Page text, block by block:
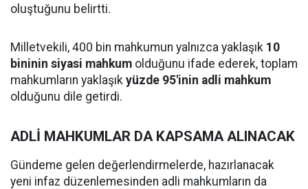
oluştuğunu belirtti.
Milletvekili, 400 bin mahkumun yalnızca yaklaşık 10
bininin siyasi mahkum olduğunu ifade ederek, toplam
mahkumların yaklaşık yüzde 95'inin adli mahkum
olduğunu dile getirdi.
ADLİ MAHKUMLAR DA KAPSAMA ALINACAK
Gündeme gelen değerlendirmelerde, hazırlanacak
yeni infaz düzenlemesinden adli mahkumların da